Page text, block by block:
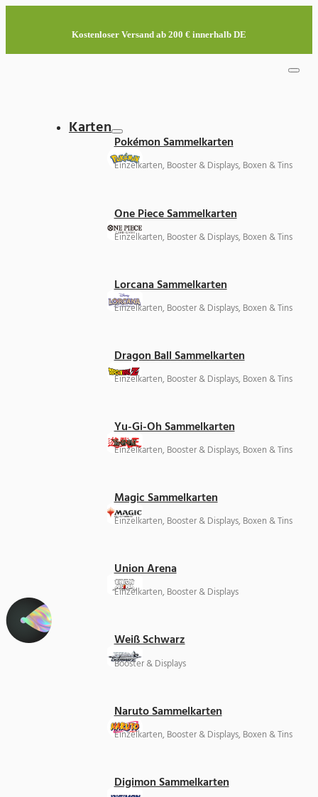
Kostenloser Versand ab 200 € innerhalb DE
Karten
Pokémon Sammelkarten
Einzelkarten, Booster & Displays, Boxen & Tins
One Piece Sammelkarten
Einzelkarten, Booster & Displays, Boxen & Tins
Lorcana Sammelkarten
Einzelkarten, Booster & Displays, Boxen & Tins
Dragon Ball Sammelkarten
Einzelkarten, Booster & Displays, Boxen & Tins
Yu-Gi-Oh Sammelkarten
Einzelkarten, Booster & Displays, Boxen & Tins
Magic Sammelkarten
Einzelkarten, Booster & Displays, Boxen & Tins
Union Arena
Einzelkarten, Booster & Displays
Weiß Schwarz
Booster & Displays
Naruto Sammelkarten
Einzelkarten, Booster & Displays, Boxen & Tins
Digimon Sammelkarten